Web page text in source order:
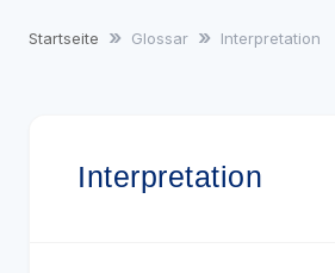
Startseite Glossar Interpretation
Interpretation